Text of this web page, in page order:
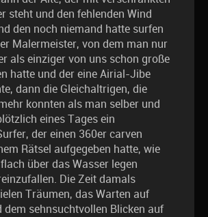
steht und den fehlenden Wind
den noch niemand hatte surfen
Malermeister, von dem man nur
als einziger von uns schon große
hatte und der eine Airial-Jibe
dann die Gleichaltrigen, die
konnten als man selber und
eines Tages ein
der einen 360er carven
Rätsel aufgegeben hatte, wie
über das Wasser legen
Die Zeit damals
Träumen, das Warten auf
dem sehnsuchtvollen Blicken auf